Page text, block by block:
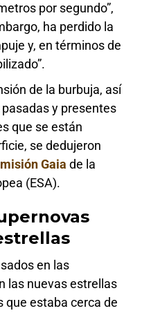
por segundo”,
ha perdido la
y, en términos de
de la burbuja, así
y presentes
que se están
se dedujeron
misión Gaia de la
(ESA).
en las
las nuevas estrellas
que estaba cerca de